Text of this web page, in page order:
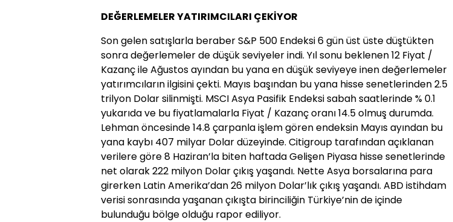
DEĞERLEMELER YATIRIMCILARI ÇEKİYOR
Son gelen satışlarla beraber S&P 500 Endeksi 6 gün üst üste düştükten
sonra değerlemeler de düşük seviyeler indi. Yıl sonu beklenen 12 Fiyat /
Kazanç ile Ağustos ayından bu yana en düşük seviyeye inen değerlemeler
yatırımcıların ilgisini çekti. Mayıs başından bu yana hisse senetlerinden 2.5
trilyon Dolar silinmişti. MSCI Asya Pasifik Endeksi sabah saatlerinde % 0.1
yukarıda ve bu fiyatlamalarla Fiyat / Kazanç oranı 14.5 olmuş durumda.
Lehman öncesinde 14.8 çarpanla işlem gören endeksin Mayıs ayından bu
yana kaybı 407 milyar Dolar düzeyinde. Citigroup tarafından açıklanan
verilere göre 8 Haziran’la biten haftada Gelişen Piyasa hisse senetlerinde
net olarak 222 milyon Dolar çıkış yaşandı. Nette Asya borsalarına para
girerken Latin Amerika’dan 26 milyon Dolar’lık çıkış yaşandı. ABD istihdam
verisi sonrasında yaşanan çıkışta birinciliğin Türkiye’nin de içinde
bulunduğu bölge olduğu rapor ediliyor.